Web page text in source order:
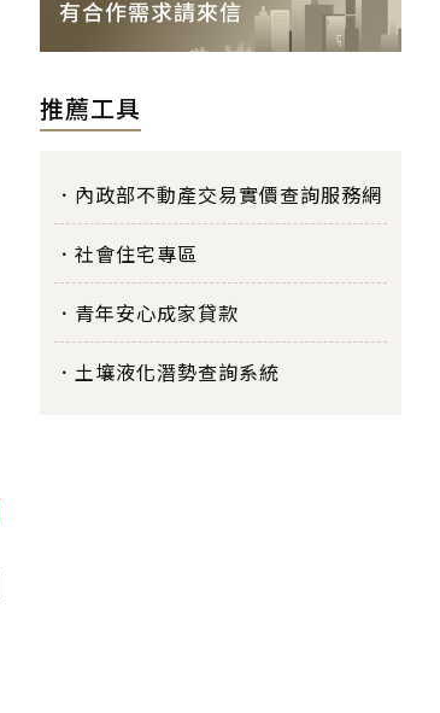
推薦工具
內政部不動產交易實價查詢服務網
社會住宅專區
青年安心成家貸款
土壤液化潛勢查詢系統